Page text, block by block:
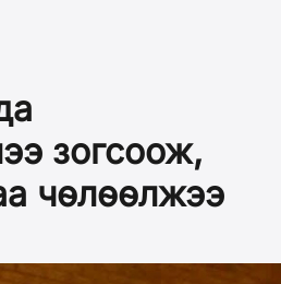
зогсоож,
чөлөөлжээ